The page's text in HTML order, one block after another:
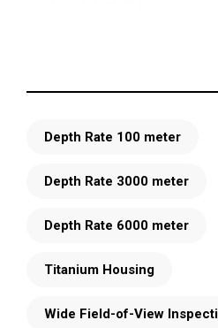
Depth Rate 100 meter
Depth Rate 3000 meter
Depth Rate 6000 meter
Titanium Housing
Wide Field-of-View